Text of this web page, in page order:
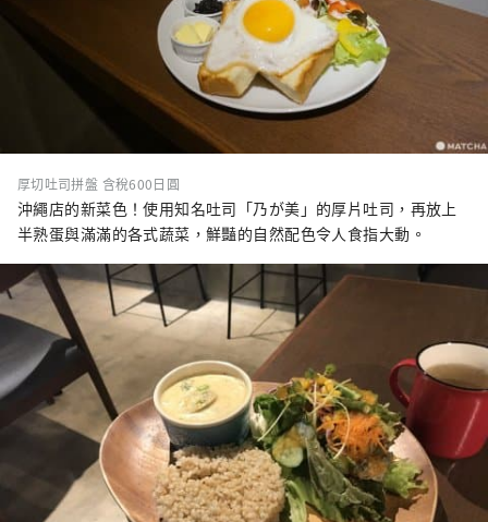
厚切吐司拼盤 含稅600日圓
沖繩店的新菜色！使用知名吐司「乃が美」的厚片吐司，再放上
半熟蛋與滿滿的各式蔬菜，鮮豔的自然配色令人食指大動。